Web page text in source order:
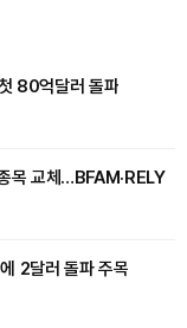
80억달러 돌파
목 교체…BFAM·RELY
2달러 돌파 주목